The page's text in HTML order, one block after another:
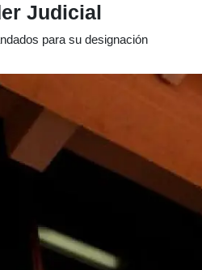
Judicial
para su designación